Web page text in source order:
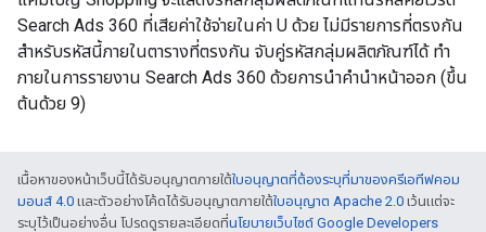
Search Ads 360 ที่เสียค่าใช้จ่ายในค่า U ด้วย ไม่มีรายการที่ตรงกัน
สำหรับรหัสนี้ภายในตารางที่ตรงกัน จับคู่รหัสกลุ่มผลิตภัณฑ์ได้ ทำ
ภายในการรายงาน Search Ads 360 ด้วยการนำคำนำหน้าออก (ขึ้น
ต้นด้วย 9)
เนื้อหาของหน้าเว็บนี้ได้รับอนุญาตภายใต้ใบอนุญาตที่ต้องระบุที่มาของครีเอทีฟคอม
มอนส์ 4.0 และตัวอย่างโค้ดได้รับอนุญาตภายใต้ใบอนุญาต Apache 2.0 เว้นแต่จะ
ระบุไว้เป็นอย่างอื่น โปรดดูรายละเอียดที่นโยบายเว็บไซต์ Google Developers